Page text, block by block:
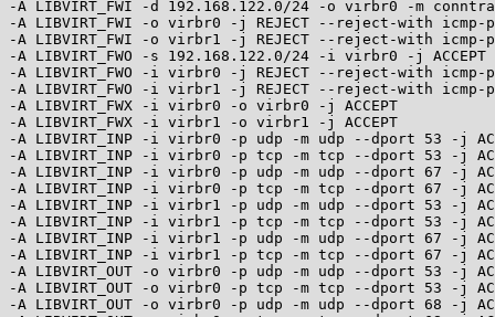
-A LIBVIRT_FWI -d 192.168.122.0/24 -o virbr0 -m
-A LIBVIRT_FWI -o virbr0 -j REJECT --reject-with icmp-
-A LIBVIRT_FWI -o virbr1 -j REJECT --reject-with icmp-
-A LIBVIRT_FWO -s 192.168.122.0/24 -i virbr0 -j ACCEPT
-A LIBVIRT_FWO -i virbr0 -j REJECT --reject-with icmp-
-A LIBVIRT_FWO -i virbr1 -j REJECT --reject-with icmp-
-A LIBVIRT_FWX -i virbr0 -o virbr0 -j ACCEPT
-A LIBVIRT_FWX -i virbr1 -o virbr1 -j ACCEPT
-A LIBVIRT_INP -i virbr0 -p udp -m udp --dport 53 -j
-A LIBVIRT_INP -i virbr0 -p tcp -m tcp --dport 53 -j
-A LIBVIRT_INP -i virbr0 -p udp -m udp --dport 67 -j
-A LIBVIRT_INP -i virbr0 -p tcp -m tcp --dport 67 -j
-A LIBVIRT_INP -i virbr1 -p udp -m udp --dport 53 -j
-A LIBVIRT_INP -i virbr1 -p tcp -m tcp --dport 53 -j
-A LIBVIRT_INP -i virbr1 -p udp -m udp --dport 67 -j
-A LIBVIRT_INP -i virbr1 -p tcp -m tcp --dport 67 -j
-A LIBVIRT_OUT -o virbr0 -p udp -m udp --dport 53 -j
-A LIBVIRT_OUT -o virbr0 -p tcp -m tcp --dport 53 -j
-A LIBVIRT_OUT -o virbr0 -p udp -m udp --dport 68 -j